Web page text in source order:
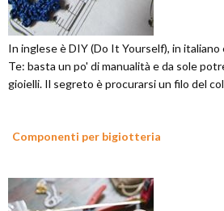
In inglese è DIY (Do It Yourself), in italiano
Te: basta un po' di manualità e da sole
gioielli. Il segreto è procurarsi un filo del
Componenti per bigiotteria